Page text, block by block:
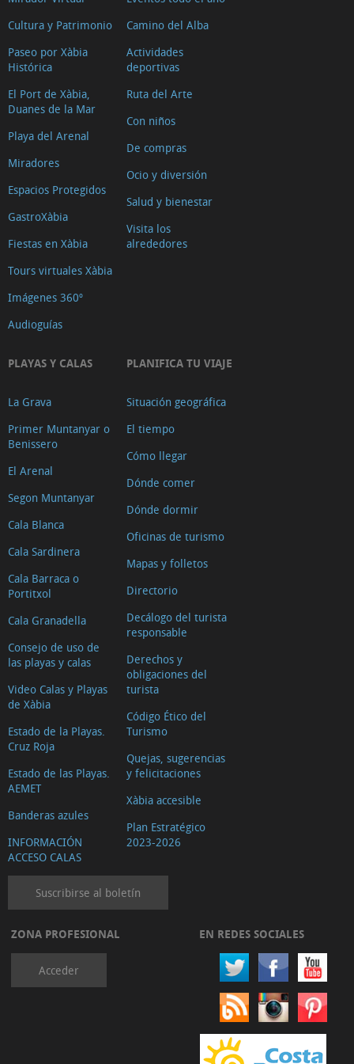
Cultura y Patrimonio
Paseo por Xàbia
Histórica
El Port de Xàbia,
Duanes de la Mar
Playa del Arenal
Miradores
Espacios Protegidos
GastroXàbia
Fiestas en Xàbia
Tours virtuales Xàbia
Imágenes 360º
Audioguías
Camino del Alba
Actividades
deportivas
Ruta del Arte
Con niños
De compras
Ocio y diversión
Salud y bienestar
Visita los
alrededores
PLAYAS Y CALAS
La Grava
Primer Muntanyar o
Benissero
El Arenal
Segon Muntanyar
Cala Blanca
Cala Sardinera
Cala Barraca o
Portitxol
Cala Granadella
Consejo de uso de
las playas y calas
Video Calas y Playas
de Xàbia
Estado de la Playas.
Cruz Roja
Estado de las Playas.
AEMET
Banderas azules
INFORMACIÓN
ACCESO CALAS
PLANIFICA TU VIAJE
Situación geográfica
El tiempo
Cómo llegar
Dónde comer
Dónde dormir
Oficinas de turismo
Mapas y folletos
Directorio
Decálogo del turista
responsable
Derechos y
obligaciones del
turista
Código Ético del
Turismo
Quejas, sugerencias
y felicitaciones
Xàbia accesible
Plan Estratégico
2023-2026
Suscribirse al boletín
ZONA PROFESIONAL
Acceder
EN REDES SOCIALES